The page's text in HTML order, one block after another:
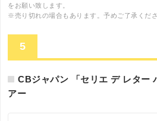
をお願い致します。
※売り切れの場合もあります。予めご了承くださ
5
CBジャパン 「セリエ デ レター
アー